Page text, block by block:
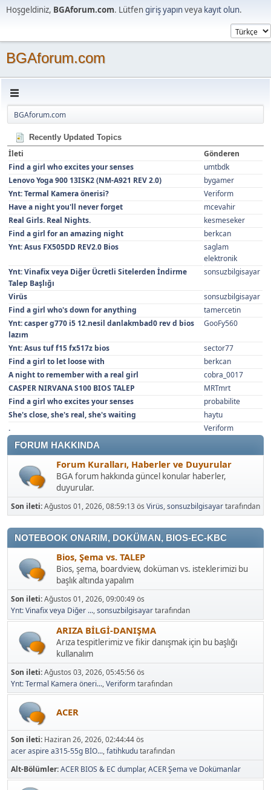
Hoşgeldiniz, BGAforum.com. Lütfengiriş yapınveya kayıt olun.
BGAforum.com
BGAforum.com
Recently Updated Topics
İleti
Gönderen
Find a girl who excites your senses
umtbdk
Lenovo Yoga 900 13ISK2 (NM-A921 REV 2.0)
bygamer
Ynt: Termal Kamera önerisi?
Veriform
Have a night you'll never forget
mcevahir
Real Girls. Real Nights.
kesmeseker
Find a girl for an amazing night
berkcan
Ynt: Asus FX505DD REV2.0 Bios
saglam
elektronik
Ynt: Vinafix veya Diğer Ücretli Sitelerden İndirme
Talep Başlığı
sonsuzbilgisayar
Virüs
sonsuzbilgisayar
Find a girl who's down for anything
tamercetin
Ynt: casper g770 i5 12.nesil danlakmbad0 rev d bios
lazım
GooFy560
Ynt: Asus tuf f15 fx517z bios
sector77
Find a girl to let loose with
berkcan
A night to remember with a real girl
cobra_0017
CASPER NIRVANA S100 BIOS TALEP
MRTmrt
Find a girl who excites your senses
probabilite
She's close, she's real, she's waiting
haytu
.
Veriform
FORUM HAKKINDA
Forum Kuralları, Haberler ve Duyurular
BGA forum hakkında güncel konular haberler,
duyurular.
Son ileti:Ağustos 01, 2026, 08:59:13 ös Virüs,sonsuzbilgisayartarafından
NOTEBOOK ONARIM, DOKÜMAN, BIOS-EC-KBC
Bios, Şema vs. TALEP
Bios, şema, boardview, doküman vs. isteklerimizi bu
başlık altında yapalım
Son ileti:Ağustos 01, 2026, 09:00:49 ös
Ynt: Vinafix veya Diğer ...,sonsuzbilgisayartarafından
ARIZA BİLGİ-DANIŞMA
Arıza tespitlerimiz ve fikir danışmak için bu başlığı
kullanalım
Son ileti:Ağustos 03, 2026, 05:45:56 ös
Ynt: Termal Kamera öneri...,Veriformtarafından
ACER
Son ileti: Haziran 26, 2026, 02:44:44 ös
acer aspire a315-55g BİO...,fatihkudutarafından
Alt-Bölümler ACER BIOS & EC dumplar ACER Şema ve Dokümanlar